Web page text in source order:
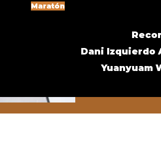
Maratón
Dani Izquierdo
Yuanyuam